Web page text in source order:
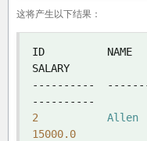
这将产生以下结果：
ID          NAME
----------
----------
2
Allen
15000.0